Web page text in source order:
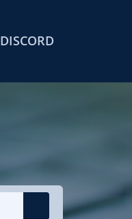
DISCORD